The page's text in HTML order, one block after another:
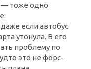
— тоже одно
если автобус
утонула. В его
проблему по
это не форс-